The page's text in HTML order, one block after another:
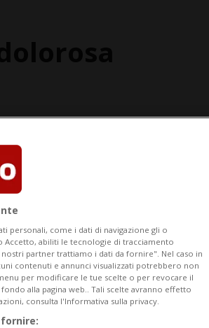
personali, come i dati di navigazione gli o
abiliti le tecnologie di tracciamento
partner trattiamo i dati da fornire". Nel caso in
contenuti e annunci visualizzati potrebbero non
per modificare le tue scelte o per revocare il
alla pagina web.. Tali scelte avranno effetto
consulta l'Informativa sulla privacy.